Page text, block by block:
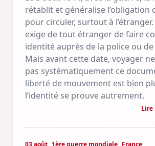
rétablit et généralise l’obligation
pour circuler, surtout à
exige de tout étranger de faire
identité auprès de la police ou
Mais avant cette date, voyager
pas systématiquement ce
liberté de mouvement est bien
l’identité se prouve autrement.
03 août 1ère guerre mondiale France